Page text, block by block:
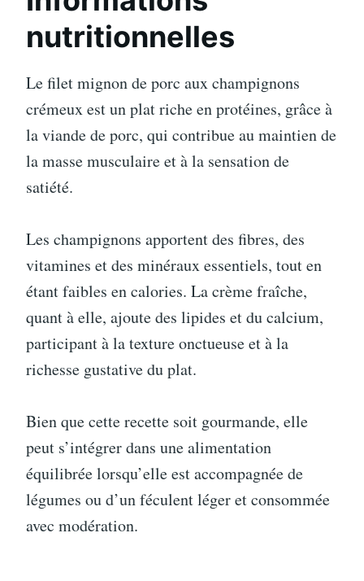
nutritionnelles
Le filet mignon de porc aux champignons
crémeux est un plat riche en protéines, grâce à
la viande de porc, qui contribue au maintien de
la masse musculaire et à la sensation de
satiété.
Les champignons apportent des fibres, des
vitamines et des minéraux essentiels, tout en
étant faibles en calories. La crème fraîche,
quant à elle, ajoute des lipides et du calcium,
participant à la texture onctueuse et à la
richesse gustative du plat.
Bien que cette recette soit gourmande, elle
peut s’intégrer dans une alimentation
équilibrée lorsqu’elle est accompagnée de
légumes ou d’un féculent léger et consommée
avec modération.